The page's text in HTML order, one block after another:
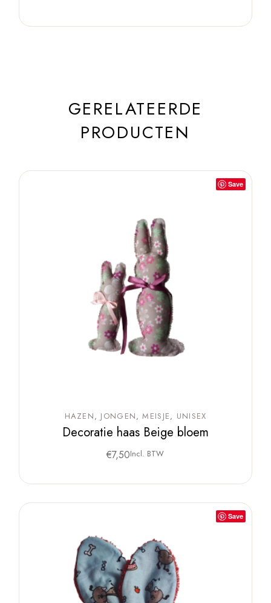
GERELATEERDE
PRODUCTEN
Save
HAZEN JONGEN MEISJE UNISEX
Decoratie haas Beige bloem
€7,50Incl. BTW
Save